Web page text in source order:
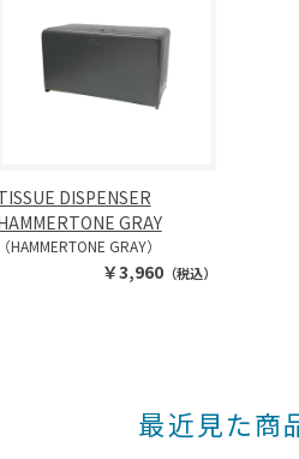
DISPENSER
GRAY
（HAMMERTONE GRAY）
￥3,960（税込）
最近見た商